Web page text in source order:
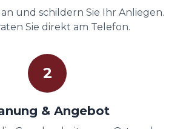
und schildern Sie Ihr Anliegen.
Sie direkt am Telefon.
2
& Angebot